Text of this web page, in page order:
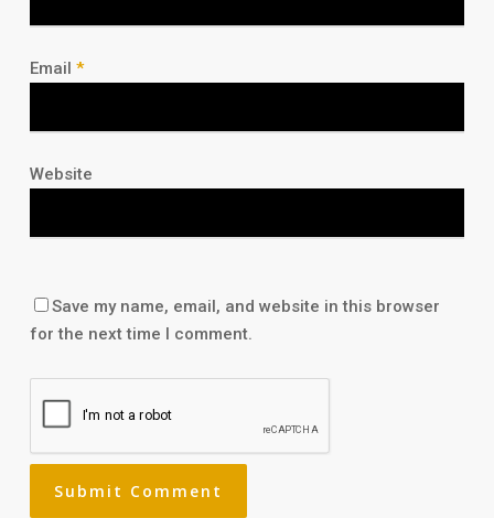
Email *
Website
Save my name, email, and website in this browser
for the next time I comment.